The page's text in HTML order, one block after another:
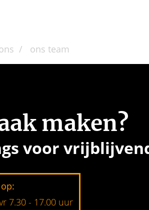
ons team
maken?
voor
7.30 - 17.00 uur